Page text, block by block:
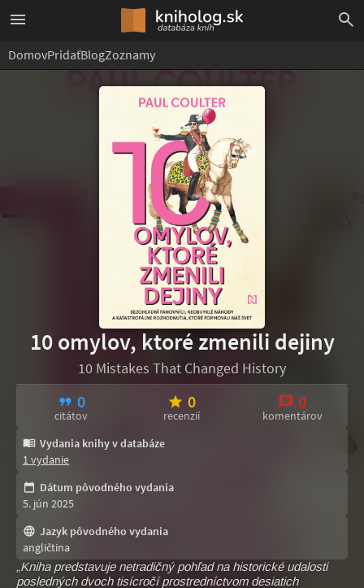
DomovPridaťBlogZoznamy
10 omylov, ktoré zmenili dejiny
10 Mistakes That Changed History
0
citátov
0
recenzií
0
komentárov
Vydania knihy v databáze
1 vydanie
Dátum pôvodného vydania
5. jún 2025
Jazyk pôvodného vydania
angličtina
„Kniha predstavuje netradičný pohľad na historické udalosti
posledných dvoch tisícročí prostredníctvom desiatich